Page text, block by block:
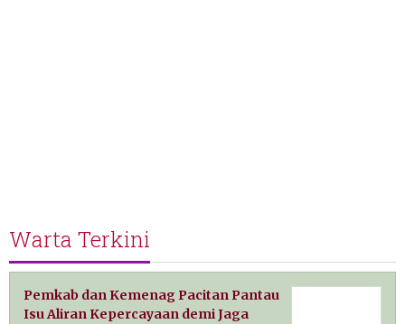
Warta Terkini
Pemkab dan Kemenag Pacitan Pantau
Isu Aliran Kepercayaan demi Jaga